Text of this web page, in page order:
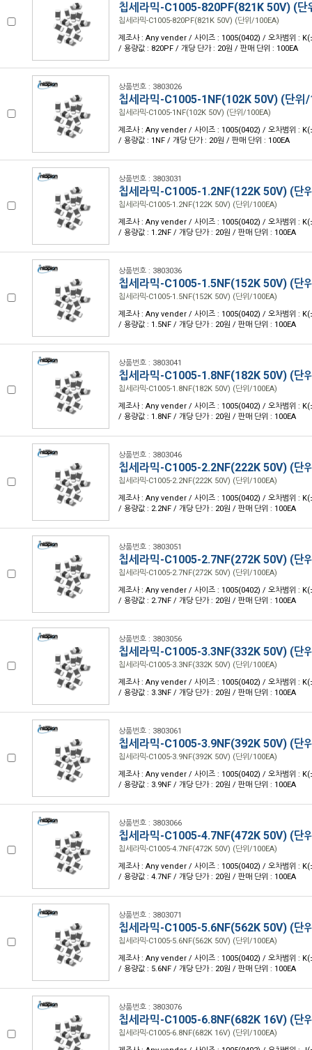
칩세라믹-C1005-820PF(821K 50V) (단
칩세라믹-C1005-820PF(821K 50V) (단위/100EA)
제조사 : Any vender / 사이즈 : 1005(0402) / 오차범위 :
/ 용량값 : 820PF / 개당 단가 : 20원 / 판매 단위 : 100EA
상품번호 : 3803026
칩세라믹-C1005-1NF(102K 50V) (단위
칩세라믹-C1005-1NF(102K 50V) (단위/100EA)
제조사 : Any vender / 사이즈 : 1005(0402) / 오차범위 :
/ 용량값 : 1NF / 개당 단가 : 20원 / 판매 단위 : 100EA
상품번호 : 3803031
칩세라믹-C1005-1.2NF(122K 50V) (단
칩세라믹-C1005-1.2NF(122K 50V) (단위/100EA)
제조사 : Any vender / 사이즈 : 1005(0402) / 오차범위 :
/ 용량값 : 1.2NF / 개당 단가 : 20원 / 판매 단위 : 100EA
상품번호 : 3803036
칩세라믹-C1005-1.5NF(152K 50V) (단
칩세라믹-C1005-1.5NF(152K 50V) (단위/100EA)
제조사 : Any vender / 사이즈 : 1005(0402) / 오차범위 :
/ 용량값 : 1.5NF / 개당 단가 : 20원 / 판매 단위 : 100EA
상품번호 : 3803041
칩세라믹-C1005-1.8NF(182K 50V) (단
칩세라믹-C1005-1.8NF(182K 50V) (단위/100EA)
제조사 : Any vender / 사이즈 : 1005(0402) / 오차범위 :
/ 용량값 : 1.8NF / 개당 단가 : 20원 / 판매 단위 : 100EA
상품번호 : 3803046
칩세라믹-C1005-2.2NF(222K 50V) (단
칩세라믹-C1005-2.2NF(222K 50V) (단위/100EA)
제조사 : Any vender / 사이즈 : 1005(0402) / 오차범위 :
/ 용량값 : 2.2NF / 개당 단가 : 20원 / 판매 단위 : 100EA
상품번호 : 3803051
칩세라믹-C1005-2.7NF(272K 50V) (단
칩세라믹-C1005-2.7NF(272K 50V) (단위/100EA)
제조사 : Any vender / 사이즈 : 1005(0402) / 오차범위 :
/ 용량값 : 2.7NF / 개당 단가 : 20원 / 판매 단위 : 100EA
상품번호 : 3803056
칩세라믹-C1005-3.3NF(332K 50V) (단
칩세라믹-C1005-3.3NF(332K 50V) (단위/100EA)
제조사 : Any vender / 사이즈 : 1005(0402) / 오차범위 :
/ 용량값 : 3.3NF / 개당 단가 : 20원 / 판매 단위 : 100EA
상품번호 : 3803061
칩세라믹-C1005-3.9NF(392K 50V) (단
칩세라믹-C1005-3.9NF(392K 50V) (단위/100EA)
제조사 : Any vender / 사이즈 : 1005(0402) / 오차범위 :
/ 용량값 : 3.9NF / 개당 단가 : 20원 / 판매 단위 : 100EA
상품번호 : 3803066
칩세라믹-C1005-4.7NF(472K 50V) (단
칩세라믹-C1005-4.7NF(472K 50V) (단위/100EA)
제조사 : Any vender / 사이즈 : 1005(0402) / 오차범위 :
/ 용량값 : 4.7NF / 개당 단가 : 20원 / 판매 단위 : 100EA
상품번호 : 3803071
칩세라믹-C1005-5.6NF(562K 50V) (단
칩세라믹-C1005-5.6NF(562K 50V) (단위/100EA)
제조사 : Any vender / 사이즈 : 1005(0402) / 오차범위 :
/ 용량값 : 5.6NF / 개당 단가 : 20원 / 판매 단위 : 100EA
상품번호 : 3803076
칩세라믹-C1005-6.8NF(682K 16V) (단
칩세라믹-C1005-6.8NF(682K 16V) (단위/100EA)